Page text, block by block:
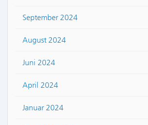
September 2024
August 2024
Juni 2024
April 2024
Januar 2024